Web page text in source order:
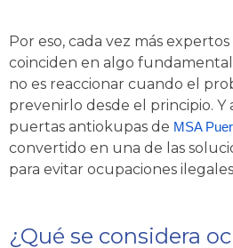
Por eso, cada vez más
coinciden en algo
no es reaccionar cuando el
prevenirlo desde el principio. Y
puertas antiokupas de MSA
convertido en una de las
para evitar ocupaciones
¿Qué se considera